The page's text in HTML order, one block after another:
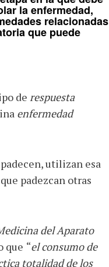
la enfermedad,
relacionadas
que puede
de respuesta
enfermedad
utilizan esa
padezcan otras
del Aparato
que “el consumo de
totalidad de los